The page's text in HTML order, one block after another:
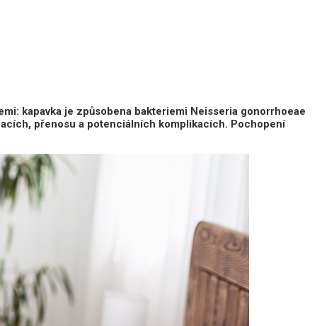
kapavka je způsobena bakteriemi Neisseria gonorrhoeae
přenosu a potenciálních komplikacích. Pochopení